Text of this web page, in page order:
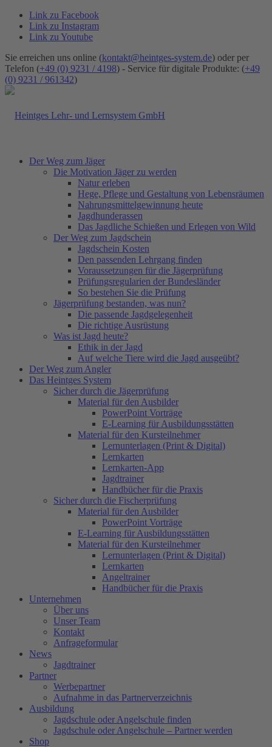
Link zu Facebook
Link zu Instagram
Link zu Youtube
Sie erreichen uns online (kontakt@heintges-system.de) oder per
Telefon (+49 (0) 9231 / 4198) - Service für digitale Produkte: (+49
(0) 9231 / 961342)
Der Weg zum Jäger
Die Motivation Jäger zu werden
Natur erleben
Hege, Pflege und Gestaltung von Lebensräumen
Nahrungsmittelgewinnung heute
Jagdhunderassen
Das Jagdliche Schießen und Erlegen von Wild
Der Weg zum Jagdschein
Jagdschein Kosten
Den passenden Lehrgang finden
Voraussetzungen für die Jägerprüfung
Prüfungsregularien der Bundesländer
So bestehen Sie die Prüfung
Jägerprüfung bestanden, was nun?
Die passende Jagdgelegenheit
Die richtige Ausrüstung
Was ist Jagd heute?
Ethik in der Jagd
Auf welche Tiere wird die Jagd ausgeübt?
Der Weg zum Angler
Das Heintges System
Sicher durch die Jägerprüfung
Material für den Ausbilder
PowerPoint Vorträge
E-Learning für Ausbildungsstätten
Material für den Kursteilnehmer
Lernunterlagen (Print & Digital)
Lernkarten
Lernkarten-App
Jagdtrainer
Handbücher für die Praxis
Sicher durch die Fischerprüfung
Material für den Ausbilder
PowerPoint Vorträge
E-Learning für Ausbildungsstätten
Material für den Kursteilnehmer
Lernunterlagen (Print & Digital)
Lernkarten
Angeltrainer
Handbücher für die Praxis
Unternehmen
Über uns
Unser Team
Kontakt
Anfrageformular
News
Jagdtrainer
Partner
Werbepartner
Aufnahme in das Partnerverzeichnis
Ausbildung
Jagdschule oder Angelschule finden
Jagdschule oder Angelschule – Partner werden
Shop